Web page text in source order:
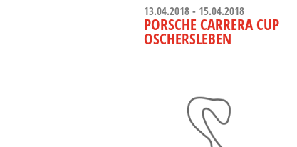
13.04.2018 - 15.04.2018
PORSCHE CARRERA CUP
OSCHERSLEBEN